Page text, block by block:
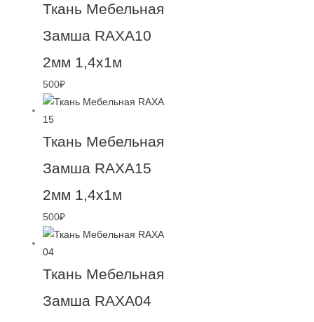
Ткань Мебельная
Замша RAXA10
2мм 1,4х1м
500₽
Ткань Мебельная
Замша RAXA15
2мм 1,4х1м
500₽
Ткань Мебельная
Замша RAXA04